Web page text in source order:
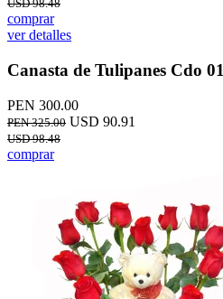
USD 98.48
comprar
ver detalles
Canasta de Tulipanes Cdo 01
PEN 300.00
PEN 325.00 USD 90.91
USD 98.48
comprar